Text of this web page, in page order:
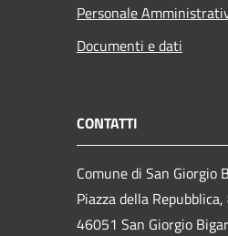
Personale
Documenti e dati
CONTATTI
Comune di San Giorgio
Piazza della Repubblica,
46051 San Giorgio